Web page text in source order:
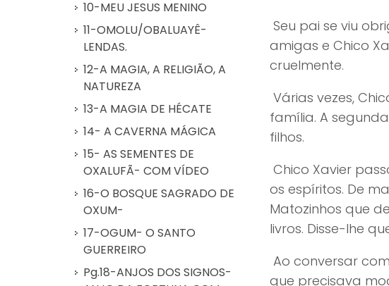
Seu pai se viu
amigas e Chico
cruelmente.
Várias vezes,
família. A
filhos.
Chico Xavier
os espíritos. De
Matozinhos que
livros. Disse-lhe
Ao conversar
que precisava
10-MEU JESUS MENINO
11-OMOLU/OBALUAYÊ-
LENDAS.
12-A MAGIA, A RELIGIÃO, A
NATUREZA
13-A MAGIA DE HÉCATE
14- A CAVERNA MÁGICA
15- AS SEMENTES DE
OXALUFÃ- COM VÍDEO
16-O BOSQUE SAGRADO DE
OXUM-
17-OGUM- O SANTO
GUERREIRO
Pg.18-ANJOS DOS SIGNOS-